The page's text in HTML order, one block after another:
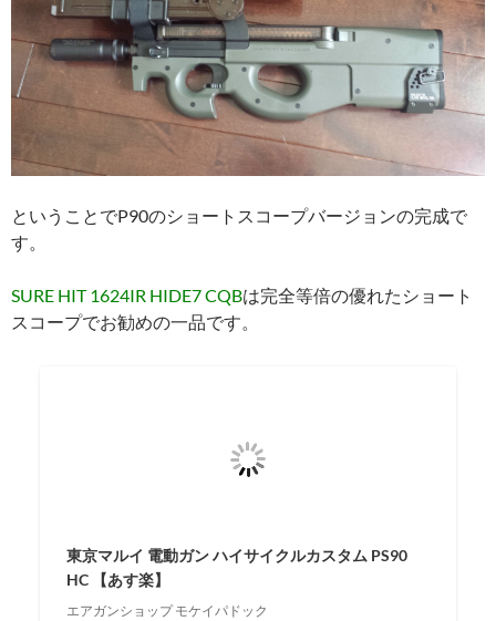
ということでP90のショートスコープバージョンの完成で
す。
SURE HIT 1624IR HIDE7 CQBは完全等倍の優れたショート
スコープでお勧めの一品です。
東京マルイ 電動ガン ハイサイクルカスタム PS90
HC 【あす楽】
エアガンショップ モケイパドック